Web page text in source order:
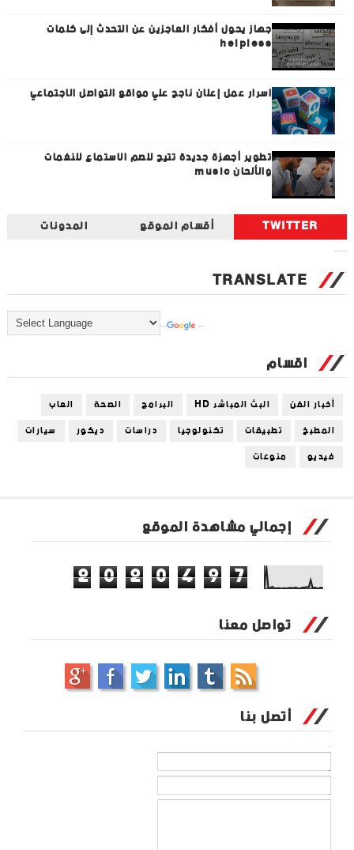
جهاز يحول أفكار العاجزين عن التحدث إلى كلمات
helpless
اسرار عمل إعلان ناجح علي مواقع التواصل الاجتماعي
تطوير أجهزة جديدة تتيح للصم الاستماع للنغمات
والألحان music
TWITTER أقسام الموقع المدونات
TRANSLATE
اقسام
أخبار الفن البث المباشر HD البرامج الصحة
العاب
المطبخ
تطبيقات تكنولوجيا دراسات ديكور
سيارات
فيديو
منوعات
إجمالي مشاهدة الموقع
2 0 2 0 4 9 7
تواصل معنا
أتصل بنا